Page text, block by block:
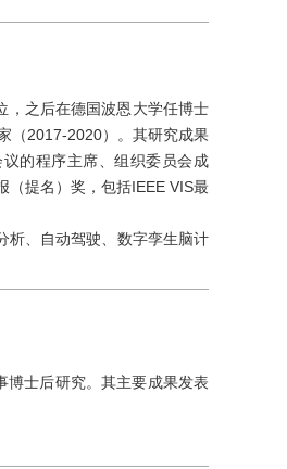
，之后在德国波恩大学任博士
（2017-2020）。其研究成果
的程序主席、组织委员会成
（提名）奖，包括IEEE VIS最
析、自动驾驶、数字孪生脑计
博士后研究。其主要成果发表